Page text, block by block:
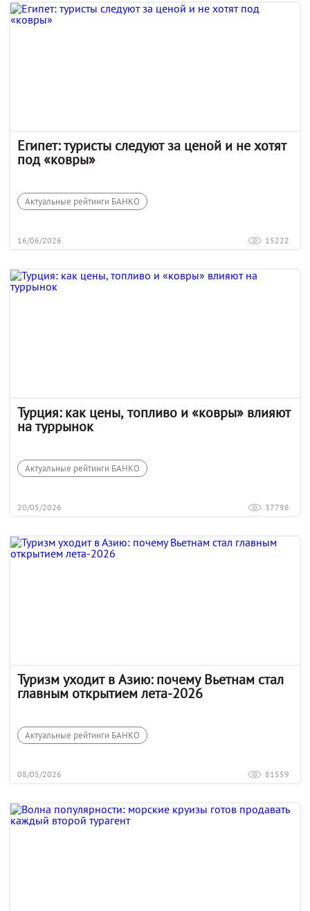
Египет: туристы следуют за ценой и не хотят
под «ковры»
Актуальные рейтинги БАНКО
16/06/2026 15222
Турция: как цены, топливо и «ковры» влияют
на туррынок
Актуальные рейтинги БАНКО
20/05/2026 37798
Туризм уходит в Азию: почему Вьетнам стал
главным открытием лета-2026
Актуальные рейтинги БАНКО
08/05/2026 81559